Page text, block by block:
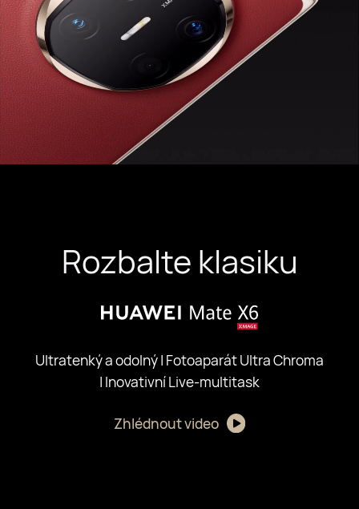
Rozbalte klasiku
Ultratenký a odolný | Fotoaparát Ultra Chroma
| Inovativní Live-multitask
Zhlédnout video